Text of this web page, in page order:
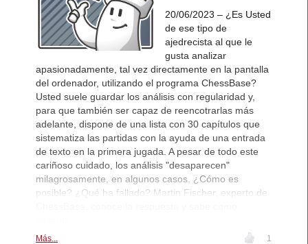
20/06/2023 – ¿Es Usted
de ese tipo de
ajedrecista al que le
gusta analizar
apasionadamente, tal vez directamente en la pantalla
del ordenador, utilizando el programa ChessBase?
Usted suele guardar los análisis con regularidad y,
para que también ser capaz de reencotrarlas más
adelante, dispone de una lista con 30 capítulos que
sistematiza las partidas con la ayuda de una entrada
de texto en la primera jugada. A pesar de todo este
cariñoso cuidado, los análisis "desaparecen"
milagrosamente, en algunos casos. ¿Cómo es
posible? ¿Qué ha fallado? Martin Fischer, experto de
Más... 1